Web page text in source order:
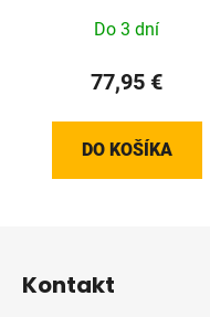
X TS TLR
Do 3 dní
77,95 €
DO KOŠÍKA
Kontakt